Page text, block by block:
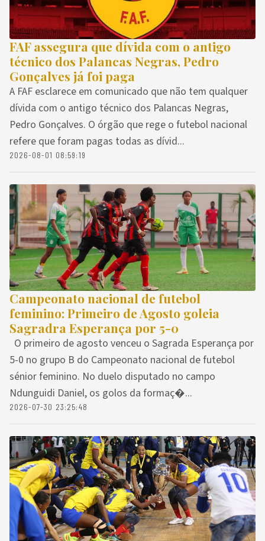
FAF assegura que dívida com o antigo
técnico dos Palancas Negras, Pedro
Gonçalves já foi paga
A FAF esclarece em comunicado que não tem qualquer
dívida com o antigo técnico dos Palancas Negras,
Pedro Gonçalves. O órgão que rege o futebol nacional
refere que foram pagas todas as dívid...
2026-08-01 08:59:19
Campeonato nacional de futebol
feminino: Primeiro de Agosto goleia
Sagradra Esperança por 5-0
O primeiro de agosto venceu o Sagrada Esperança por
5-0 no grupo B do Campeonato nacional de futebol
sénior feminino. No duelo disputado no campo
Ndunguidi Daniel, os golos da formaç�...
2026-07-30 23:25:48